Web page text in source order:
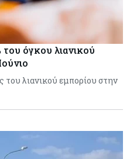
όγκου λιανικού
του λιανικού εμπορίου στην